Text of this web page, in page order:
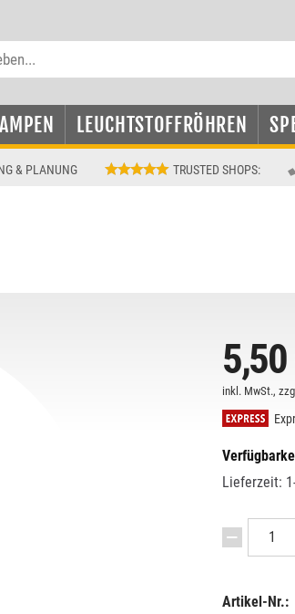
LEUCHTSTOFFRÖHREN
& PLANUNG TRUSTED SHOPS:
inkl. MwSt.,
Lieferzeit:
Artikel-Nr.: